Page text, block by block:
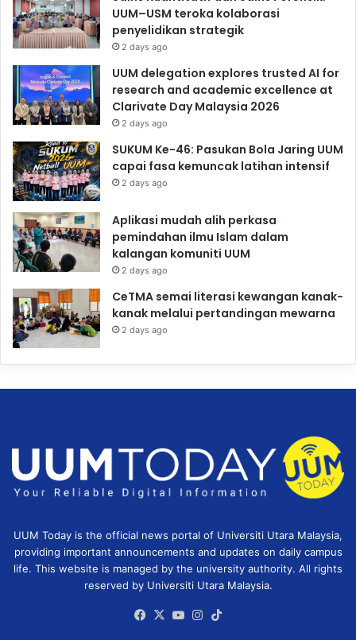
UUM–USM teroka kolaborasi
penyelidikan strategik
2 days ago
UUM delegation explores trusted AI for
research and academic excellence at
Clarivate Day Malaysia 2026
2 days ago
SUKUM Ke-46: Pasukan Bola Jaring UUM
capai fasa kemuncak latihan intensif
2 days ago
Aplikasi mudah alih perkasa
pemindahan ilmu Islam dalam
kalangan komuniti UUM
2 days ago
CeTMA semai literasi kewangan kanak-
kanak melalui pertandingan mewarna
2 days ago
UUM Today is the official news portal of Universiti Utara Malaysia,
providing important announcements and updates on daily campus
life. This website is managed by the university authority. All rights
reserved by Universiti Utara Malaysia.
Facebook
X YouTubeInstagram